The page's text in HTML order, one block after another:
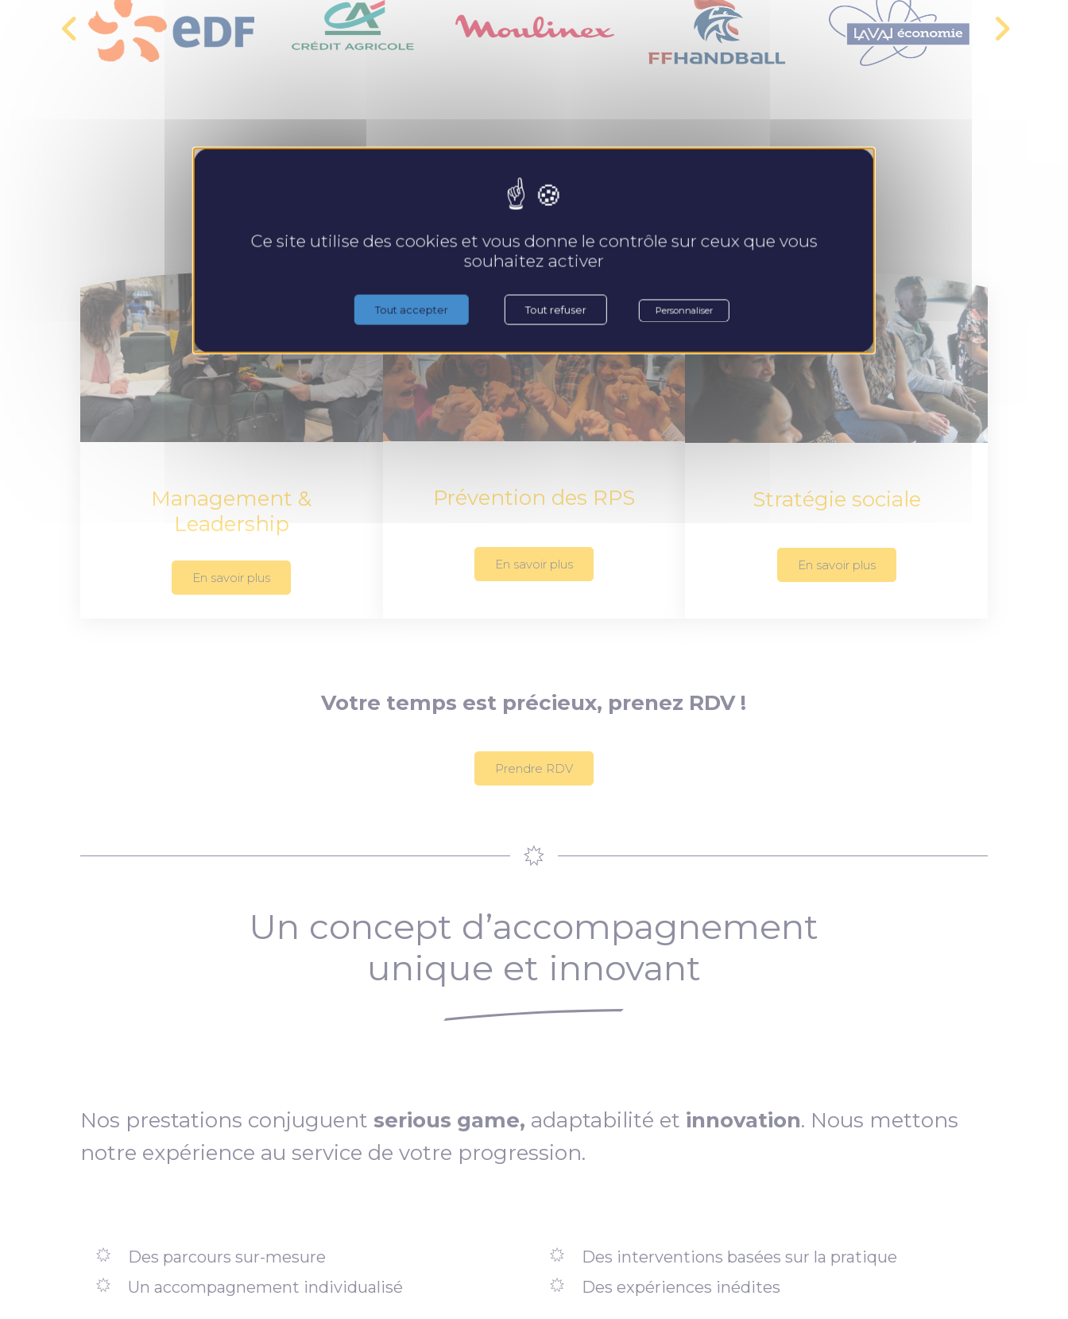
Nos expertises
Management &
Leadership
En savoir plus
Prévention des RPS
En savoir plus
Stratégie sociale
En savoir plus
Votre temps est précieux, prenez RDV !
Prendre RDV
Un concept d’accompagnement
unique et innovant
Nos prestations conjuguent serious game, adaptabilité et innovation. Nous mettons
notre expérience au service de votre progression.
Des parcours sur-mesure
Un accompagnement individualisé
Des interventions basées sur la pratique
Des expériences inédites
Ce site utilise des cookies et vous donne le contrôle sur ceux que vous
souhaitez activer
Tout accepter Tout refuser Personnaliser